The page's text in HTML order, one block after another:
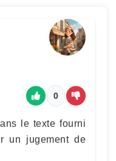
0
le texte fourni
un jugement de